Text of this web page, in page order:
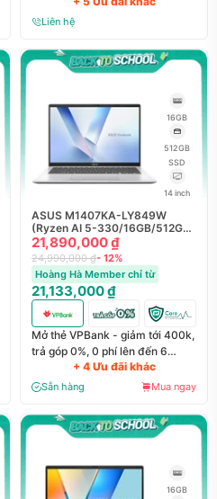
Liên hệ
16GB
512GB
SSD
14 inch
ASUS M1407KA-LY849W
(Ryzen AI 5-330/16GB/512GB
SSD/14inch/Win11/Bạc)
21,890,000 ₫
24,990,000 ₫- 12%
Hoàng Hà Member chỉ từ
21,133,000 ₫
Mở thẻ VPBank - giảm tới 400k,
trả góp 0%, 0 phí lên đến 6
+ 4 Ưu đãi khác
Sẵn hàng Mua ngay
16GB